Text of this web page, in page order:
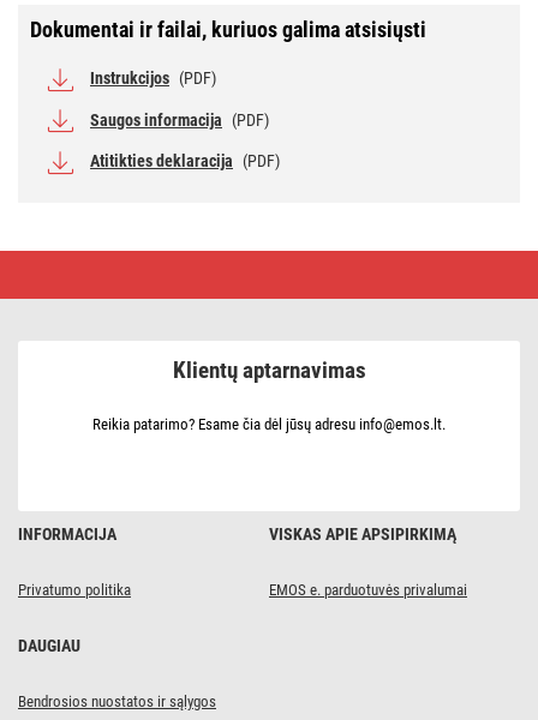
Dokumentai ir failai, kuriuos galima atsisiųsti
Instrukcijos (PDF)
Saugos informacija (PDF)
Atitikties deklaracija (PDF)
INFORMACIJA
Privatumo politika
VISKAS APIE APSIPIRKIMĄ
EMOS e. parduotuvės privalumai
DAUGIAU
Bendrosios nuostatos ir sąlygos
Klientų aptarnavimas
Reikia patarimo? Esame čia dėl jūsų adresu info@emos.lt.